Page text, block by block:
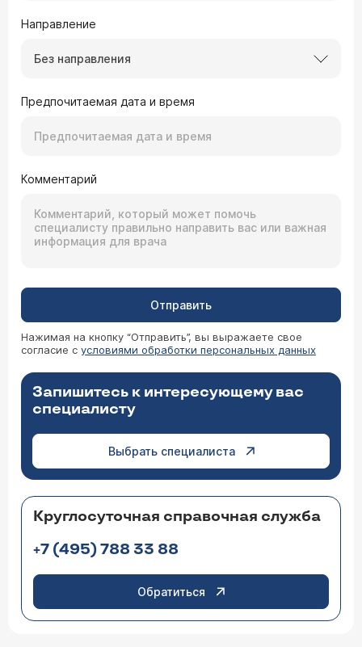
Направление
Без направления
Предпочитаемая дата и время
Комментарий
Отправить
Нажимая на кнопку “Отправить”, вы выражаете свое
согласие с условиями обработки персональных данных
Запишитесь к интересующему вас
специалисту
Выбрать специалиста
Круглосуточная справочная служба
+7 (495) 788 33 88
Обратиться